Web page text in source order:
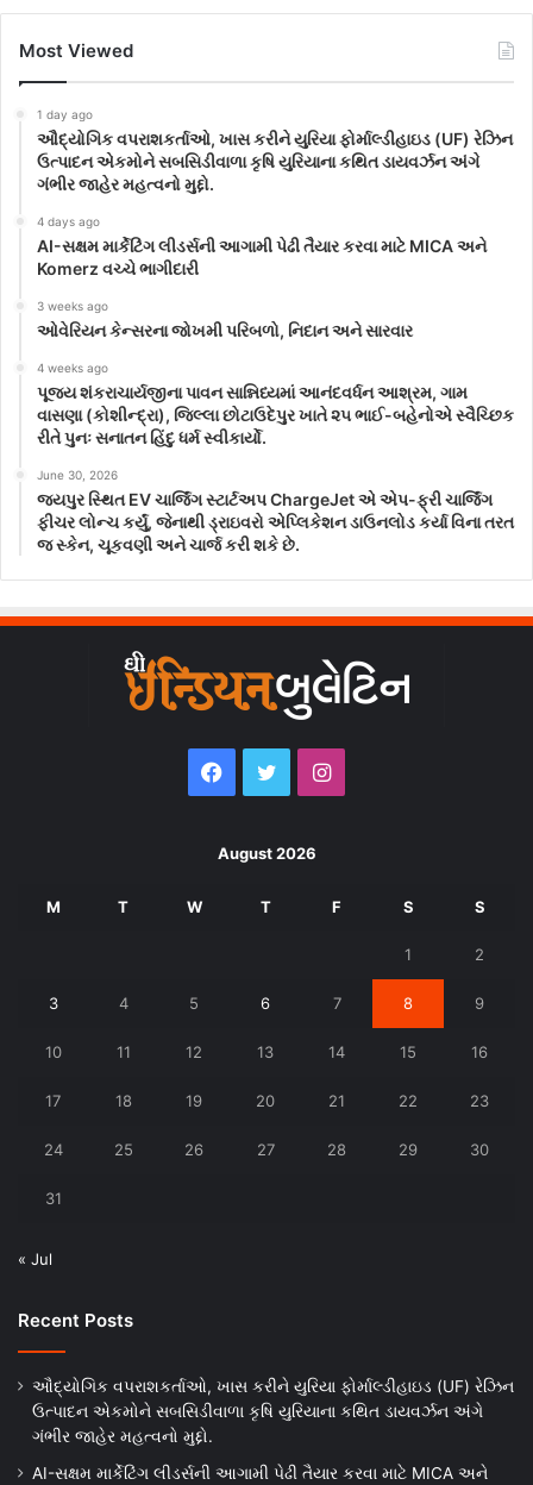
Most Viewed
1 day ago
ઔદ્યોગિક વપરાશકર્તાઓ, ખાસ કરીને યુરિયા ફોર્માલ્ડીહાઇડ (UF) રેઝિન
ઉત્પાદન એકમોને સબસિડીવાળા કૃષિ યુરિયાના કથિત ડાયવર્ઝન અંગે
ગંભીર જાહેર મહત્વનો મુદ્દો.
4 days ago
AI-સક્ષમ માર્કેટિંગ લીડર્સની આગામી પેઢી તૈયાર કરવા માટે MICA અને
Komerz વચ્ચે ભાગીદારી
3 weeks ago
ઓવેરિયન કેન્સરના જોખમી પરિબળો, નિદાન અને સારવાર
4 weeks ago
પૂજ્ય શંકરાચાર્યજીના પાવન સાન્નિધ્યમાં આનંદવર્ધન આશ્રમ, ગામ
વાસણા (કોશીન્દ્રા), જિલ્લા છોટાઉદેપુર ખાતે ૨૫ ભાઈ-બહેનોએ સ્વૈચ્છિક
રીતે પુનઃ સનાતન હિંદુ ધર્મ સ્વીકાર્યો.
June 30, 2026
જયપુર સ્થિત EV ચાર્જિંગ સ્ટાર્ટઅપ ChargeJet એ એપ-ફ્રી ચાર્જિંગ
ફીચર લોન્ચ કર્યું, જેનાથી ડ્રાઇવરો એપ્લિકેશન ડાઉનલોડ કર્યા વિના તરત
જ સ્કેન, ચૂકવણી અને ચાર્જ કરી શકે છે.
Facebook
TwitterInstagram
August 2026
M T W T F S S
1 2
3 4 5 6 7 8 9
10 11 12 13 14 15 16
17 18 19 20 21 22 23
24 25 26 27 28 29 30
31
« Jul
Recent Posts
ઔદ્યોગિક વપરાશકર્તાઓ, ખાસ કરીને યુરિયા ફોર્માલ્ડીહાઇડ (UF) રેઝિન
ઉત્પાદન એકમોને સબસિડીવાળા કૃષિ યુરિયાના કથિત ડાયવર્ઝન અંગે
ગંભીર જાહેર મહત્વનો મુદ્દો.
AI-સક્ષમ માર્કેટિંગ લીડર્સની આગામી પેઢી તૈયાર કરવા માટે MICA અને